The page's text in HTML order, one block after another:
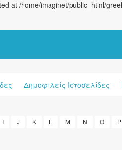
at /home/imaginet/public_html/
Δημοφιλείς Ιστοσελίδες
I J K L M N O P